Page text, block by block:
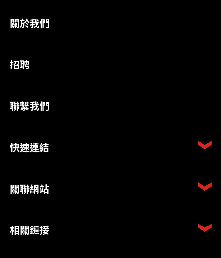
關於我們
招聘
聯繫我們
快速連結
關聯網站
相關鏈接